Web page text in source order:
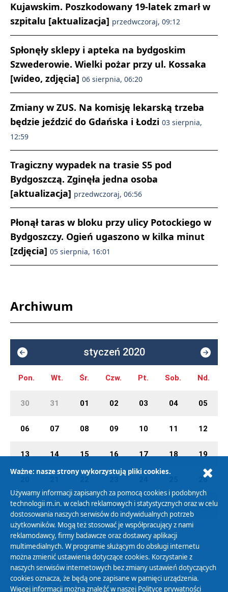
Kujawskim. Poszkodowany 19-latek zmarł w
szpitalu [aktualizacja] przedwczoraj, 09:12
Spłonęły sklepy i apteka na bydgoskim
Szwederowie. Wielki pożar przy ul. Kossaka
[wideo, zdjęcia] 06 sierpnia, 06:20
Zmiany w ZUS. Na komisję lekarską trzeba
będzie jeździć do Gdańska i Łodzi 03 sierpnia,
12:59
Tragiczny wypadek na trasie S5 pod
Bydgoszczą. Zginęła jedna osoba
[aktualizacja] przedwczoraj, 06:56
Płonął taras w bloku przy ulicy Potockiego w
Bydgoszczy. Ogień ugaszono w kilka minut
[zdjęcia] 05 sierpnia, 16:01
Archiwum
styczeń 2020
Pon. Wt. Śr. Czw. Pt. Sob. Nd.
30 31 01 02 03 04 05
06 07 08 09 10 11 12
13 14 15 16 17 18 19
26
27 28 29 30 31 01 02
Polityka Prywatności
Zasady korzystania z Serwisu
Ważne: nasze strony wykorzystują pliki cookies.
Używamy informacji zapisanych za pomocą cookies i podobnych
technologii m.in. w celach reklamowych i statystycznych oraz w celu
dostosowania naszych serwisów do indywidualnych potrzeb
użytkowników. Mogą też stosować je współpracujący z nami
reklamodawcy, firmy badawcze oraz dostawcy aplikacji
multimedialnych. W programie służącym do obsługi internetu
można zmienić ustawienia dotyczące cookies. Korzystanie z
naszych serwisów internetowych bez zmiany ustawień dotyczących
cookies oznacza, że będą one zapisane w pamięci urządzenia.
Więcej informacji można znaleźć w naszej Polityce prywatności